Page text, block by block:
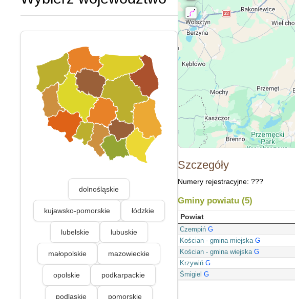
dolnośląskie
kujawsko-pomorskie łódzkie
lubelskie lubuskie
małopolskie mazowieckie
opolskie podkarpackie
podlaskie pomorskie
Szczegóły
Numery rejestracyjne: ???
Gminy powiatu (5)
Powiat
Czempiń G
Kościan - gmina miejska G
Kościan - gmina wiejska G
Krzywiń G
Śmigiel G